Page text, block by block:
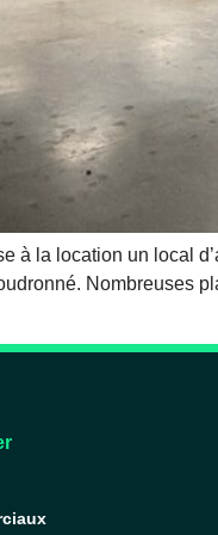
la location un local
Nombreuses